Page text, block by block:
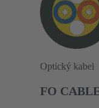
Optický kabel
FO